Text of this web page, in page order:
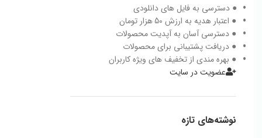
● دسترسی به فایل های دانلودی
● اعتبار هدیه به ارزش 50 هزار تومان
● دسترسی آسان به آپدیت محصولات
● دریافت پشتیبانی برای محصولات
● بهره مندی از تخفیف های ویژه کاربران
عضویت در سایت
نوشته‌های تازه